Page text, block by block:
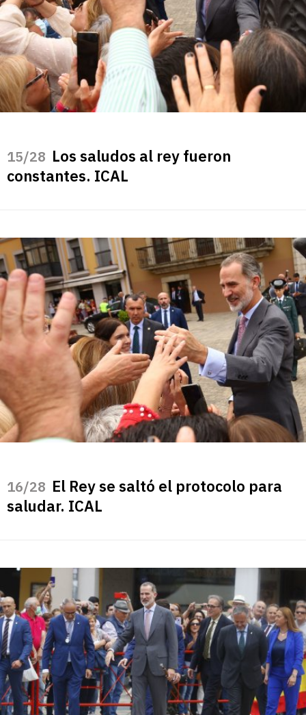
/28 Los saludos al rey fueron
constantes. ICAL
/28 El Rey se saltó el protocolo para
saludar. ICAL